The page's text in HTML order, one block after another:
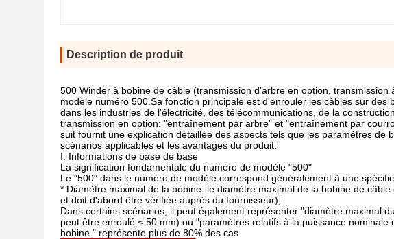
Description de produit
500 Winder à bobine de câble (transmission d'arbre en option,
modèle numéro 500.Sa fonction principale est d'enrouler les câbles sur
dans les industries de l'électricité, des télécommunications, de la
transmission en option: "entraînement par arbre" et "entraînement par
suit fournit une explication détaillée des aspects tels que les paramètres de
scénarios applicables et les avantages du produit:
I. Informations de base de base
La signification fondamentale du numéro de modèle "500"
Le "500" dans le numéro de modèle correspond généralement à une
* Diamètre maximal de la bobine: le diamètre maximal de la bobine de
et doit d'abord être vérifiée auprès du fournisseur);
Dans certains scénarios, il peut également représenter "diamètre maximal
peut être enroulé ≤ 50 mm) ou "paramètres relatifs à la puissance
bobine " représente plus de 80% des cas.